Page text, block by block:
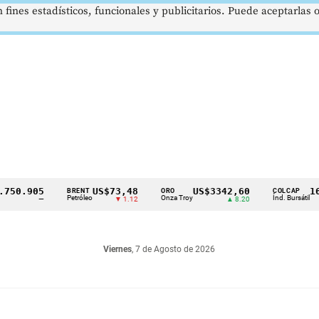
BRENT
Petróleo
US$73,48
▼ 1.12
ORO
Onza Troy
US$3342,60 COLCAP
Índ. Bursátil
Viernes, 7 de Agosto de 2026
estadísticos, funcionales y publicitarios. Puede aceptarlas